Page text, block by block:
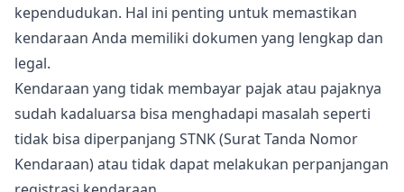
kependudukan. Hal ini penting untuk memastikan
kendaraan Anda memiliki dokumen yang lengkap dan
legal.
Kendaraan yang tidak membayar pajak atau pajaknya
sudah kadaluarsa bisa menghadapi masalah seperti
tidak bisa diperpanjang STNK (Surat Tanda Nomor
Kendaraan) atau tidak dapat melakukan perpanjangan